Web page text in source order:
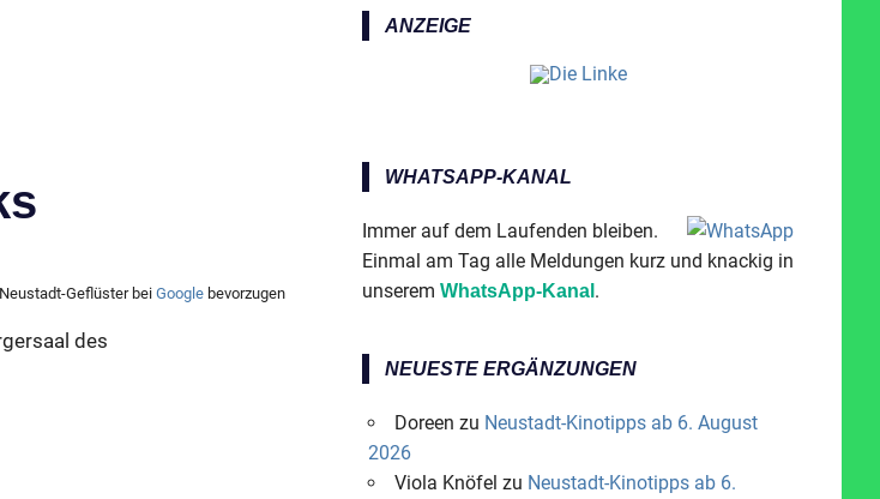
Neustadt-Geflüster bei Google bevorzugen
des
ANZEIGE
WHATSAPP-KANAL
Immer auf dem Laufenden bleiben.
Einmal am Tag alle Meldungen kurz und knackig in
unserem WhatsApp-Kanal .
NEUESTE ERGÄNZUNGEN
Doreen zu Neustadt-Kinotipps ab 6. August
2026
Viola Knöfel zu Neustadt-Kinotipps ab 6.